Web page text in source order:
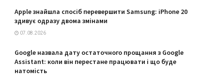
Apple знайшла спосіб перевершити Samsung: iPhone 20
здивує одразу двома змінами
07.08.2026
Google назвала дату остаточного прощання з Google
Assistant: коли він перестане працювати і що буде
натомість